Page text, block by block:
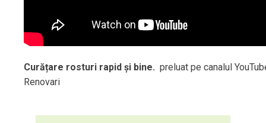
Curățare rosturi rapid și bine. preluat pe canalul
Renovari